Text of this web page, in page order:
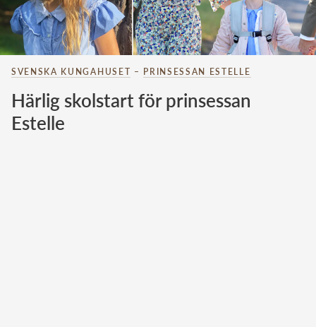
KÄNDISAR
VÄRLDENS KUNGAHUS
Svenska kungahuset
Brittiska kungahuset
SVENSKA KUNGAHUSET – PRINSESSAN ESTELLE
Härlig skolstart för prinsessan
Estelle